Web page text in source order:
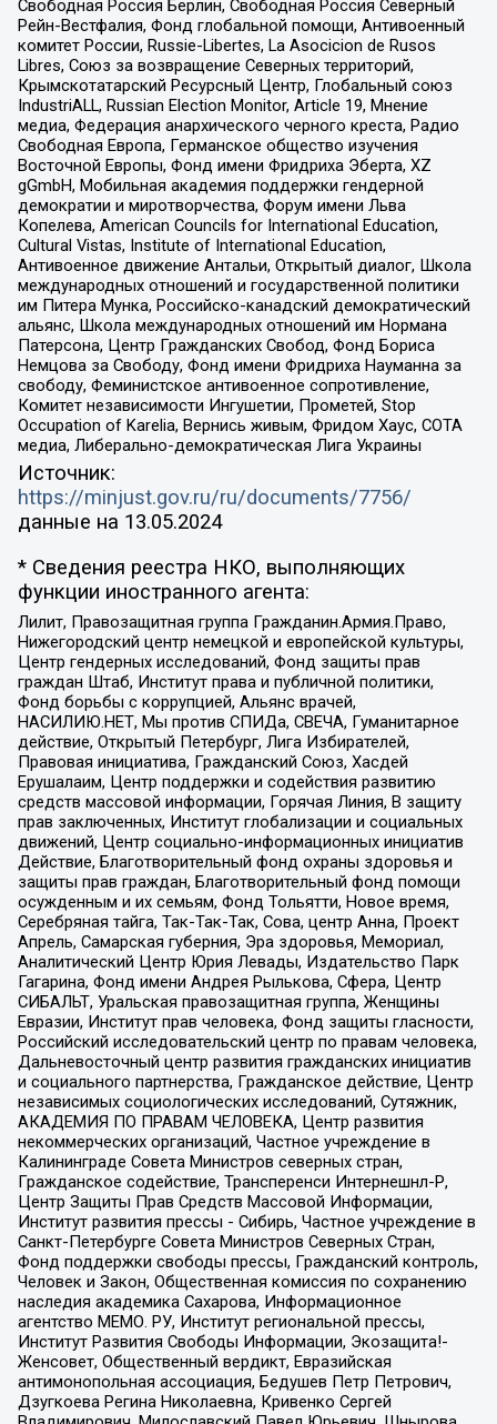
Свободная Россия Берлин, Свободная Россия Северный
Рейн-Вестфалия, Фонд глобальной помощи, Антивоенный
комитет России, Russie-Libertes, La Asocicion de Rusos
Libres, Союз за возвращение Северных территорий,
Крымскотатарский Ресурсный Центр, Глобальный союз
IndustriALL, Russian Election Monitor, Article 19, Мнение
медиа, Федерация анархического черного креста, Радио
Свободная Европа, Германское общество изучения
Восточной Европы, Фонд имени Фридриха Эберта, XZ
gGmbH, Мобильная академия поддержки гендерной
демократии и миротворчества, Форум имени Льва
Копелева, American Councils for International Education,
Cultural Vistas, Institute of International Education,
Антивоенное движение Антальи, Открытый диалог, Школа
международных отношений и государственной политики
им Питера Мунка, Российско-канадский демократический
альянс, Школа международных отношений им Нормана
Патерсона, Центр Гражданских Свобод, Фонд Бориса
Немцова за Свободу, Фонд имени Фридриха Науманна за
свободу, Феминистское антивоенное сопротивление,
Комитет независимости Ингушетии, Прометей, Stop
Occupation of Karelia, Вернись живым, Фридом Хаус, СОТА
медиа, Либерально-демократическая Лига Украины
Источник:
https://minjust.gov.ru/ru/documents/7756/
данные на 13.05.2024
* Сведения реестра НКО, выполняющих
функции иностранного агента:
Лилит, Правозащитная группа Гражданин.Армия.Право,
Нижегородский центр немецкой и европейской культуры,
Центр гендерных исследований, Фонд защиты прав
граждан Штаб, Институт права и публичной политики,
Фонд борьбы с коррупцией, Альянс врачей,
НАСИЛИЮ.НЕТ, Мы против СПИДа, СВЕЧА, Гуманитарное
действие, Открытый Петербург, Лига Избирателей,
Правовая инициатива, Гражданский Союз, Хасдей
Ерушалаим, Центр поддержки и содействия развитию
средств массовой информации, Горячая Линия, В защиту
прав заключенных, Институт глобализации и социальных
движений, Центр социально-информационных инициатив
Действие, Благотворительный фонд охраны здоровья и
защиты прав граждан, Благотворительный фонд помощи
осужденным и их семьям, Фонд Тольятти, Новое время,
Серебряная тайга, Так-Так-Так, Сова, центр Анна, Проект
Апрель, Самарская губерния, Эра здоровья, Мемориал,
Аналитический Центр Юрия Левады, Издательство Парк
Гагарина, Фонд имени Андрея Рылькова, Сфера, Центр
СИБАЛЬТ, Уральская правозащитная группа, Женщины
Евразии, Институт прав человека, Фонд защиты гласности,
Российский исследовательский центр по правам человека,
Дальневосточный центр развития гражданских инициатив
и социального партнерства, Гражданское действие, Центр
независимых социологических исследований, Сутяжник,
АКАДЕМИЯ ПО ПРАВАМ ЧЕЛОВЕКА, Центр развития
некоммерческих организаций, Частное учреждение в
Калининграде Совета Министров северных стран,
Гражданское содействие, Трансперенси Интернешнл-Р,
Центр Защиты Прав Средств Массовой Информации,
Институт развития прессы - Сибирь, Частное учреждение в
Санкт-Петербурге Совета Министров Северных Стран,
Фонд поддержки свободы прессы, Гражданский контроль,
Человек и Закон, Общественная комиссия по сохранению
наследия академика Сахарова, Информационное
агентство МЕМО. РУ, Институт региональной прессы,
Институт Развития Свободы Информации, Экозащита!-
Женсовет, Общественный вердикт, Евразийская
антимонопольная ассоциация, Бедушев Петр Петрович,
Дзугкоева Регина Николаевна, Кривенко Сергей